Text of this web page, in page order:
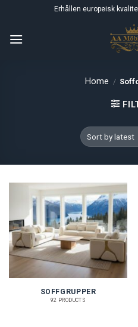
content
Erhållen europeisk
Home /
SOFFGRUPPER
92 PRODUCTS